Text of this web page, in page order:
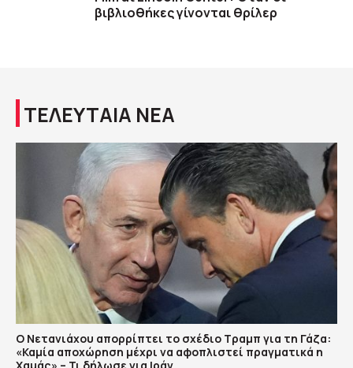
βιβλιοθήκες γίνονται θρίλερ
ΤΕΛΕΥΤΑΙΑ ΝΕΑ
Ο Νετανιάχου απορρίπτει το σχέδιο Τραμπ για τη Γάζα:
«Καμία αποχώρηση μέχρι να αφοπλιστεί πραγματικά η
Χαμάς» – Τι δήλωσε για Ιράν